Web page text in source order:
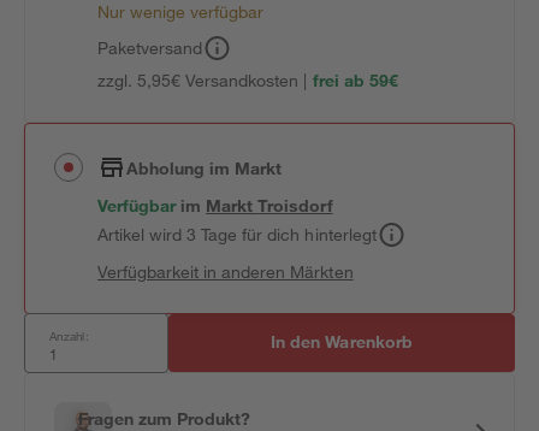
Nur wenige verfügbar
Paketversand
zzgl. 5,95€ Versandkosten | frei ab 59€
Abholung im Markt
Verfügbar im MarktTroisdorf
Artikel wird 3 Tage für dich hinterlegt
Verfügbarkeit in anderen Märkten
Anzahl: In den Warenkorb
Fragen zum Produkt?